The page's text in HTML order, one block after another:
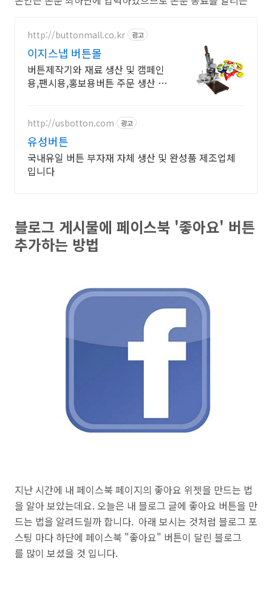
http://buttonmall.co.kr 광고
이지스냅 버튼몰
버튼제작기와 재료 생산 및 캠페인
용,팬시용,홍보용버튼 주문 생산 전
http://usbotton.com 광고
유성버튼
국내유일 버튼 부자재 자체 생산 및 완성품 제조업체
입니다
블로그 게시물에 페이스북 '좋아요' 버튼
추가하는 방법
지난 시간에 내 페이스북 페이지의 좋아요 위젯을 만드는 법
을 알아 보았는데요. 오늘은 내 블로그 글에 좋아요 버튼을 만
드는 법을 알려드릴까 합니다. 아래 보시는 것처럼 블로그 포
스팅 마다 하단에 페이스북 "좋아요" 버튼이 달린 블로그
를 많이 보셨을 것 입니다.